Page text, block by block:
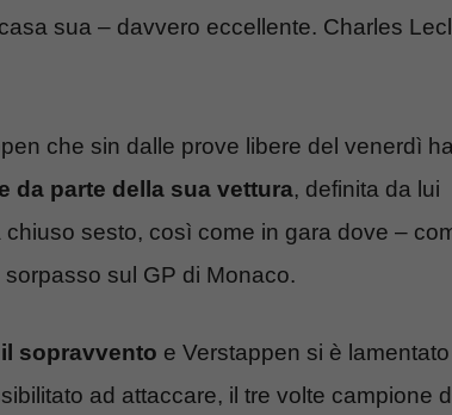
sua – davvero eccellente. Charles
che sin dalle prove libere del venerdì
da parte della sua vettura, definita da lui
sesto, così come in gara dove –
sul GP di Monaco.
sopravvento e Verstappen si è
ad attaccare, il tre volte campione